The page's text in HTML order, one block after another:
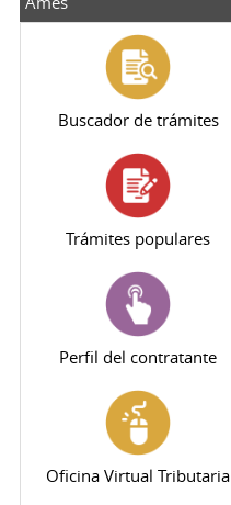
Buscador de trámites
Trámites populares
Perfil del contratante
Oficina Virtual Tributaria